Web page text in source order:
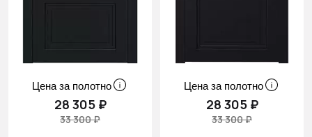
Цена за полотно
28 305 ₽
33 300 ₽
Цена за полотно
28 305 ₽
33 300 ₽